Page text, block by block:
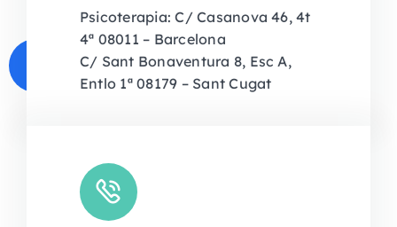
Psicoterapia: C/ Casanova 46, 4t
4ª 08011 – Barcelona
C/ Sant Bonaventura 8, Esc A,
Entlo 1ª 08179 – Sant Cugat